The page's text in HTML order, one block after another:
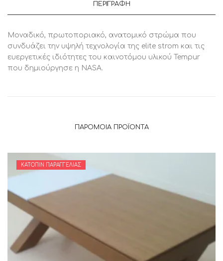
ΠΕΡΙΓΡΑΦΉ
Μοναδικό, πρωτοποριακό, ανατομικό στρώμα που
συνδυάζει την υψηλή τεχνολογία της elite strom και τις
ευεργετικές ιδιότητες του καινοτόμου υλικού Tempur
που δημιούργησε η NASA.
ΠΑΡΌΜΟΙΑ ΠΡΟΪΌΝΤΑ
ΚΑΤΌΠΙΝ ΠΑΡΑΓΓΕΛΊΑΣ